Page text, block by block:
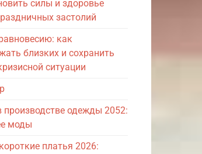
силы и здоровье
застолий
как
близких и сохранить
ситуации
производстве одежды 2052:
моды
платья 2026: